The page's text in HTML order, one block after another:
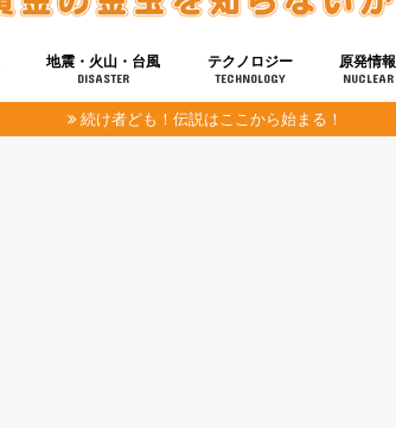
地震・火山・台風
DISASTER
テクノロジー
TECHNOLOGY
健康
宇宙
原発情報
NUCLEAR
続け者ども！伝説はここから始まる！